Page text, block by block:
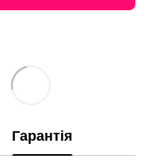
Гарантія